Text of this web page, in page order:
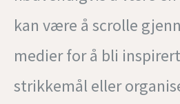
kan være å scrolle
medier for å bli
strikkemål eller